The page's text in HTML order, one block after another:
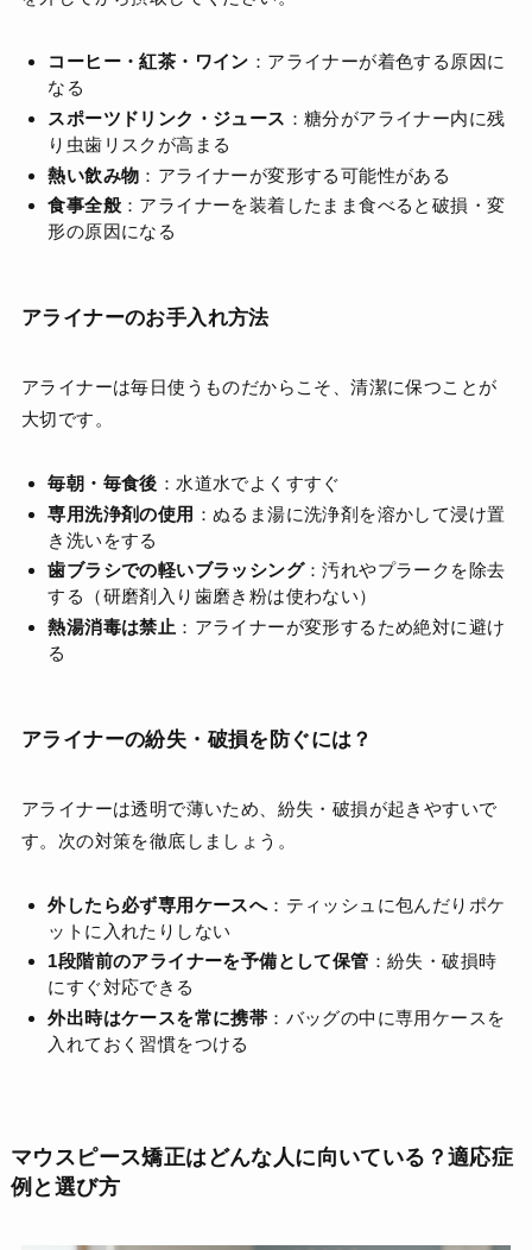
コーヒー・紅茶・ワイン ：アライナーが着色する原因に
なる
スポーツドリンク・ジュース ：糖分がアライナー内に残
り虫歯リスクが高まる
熱い飲み物 ：アライナーが変形する可能性がある
食事全般 ：アライナーを装着したまま食べると破損・変
形の原因になる
アライナーのお手入れ方法
アライナーは毎日使うものだからこそ、清潔に保つことが
大切です。
毎朝・毎食後 ：水道水でよくすすぐ
専用洗浄剤の使用 ：ぬるま湯に洗浄剤を溶かして浸け置
き洗いをする
歯ブラシでの軽いブラッシング：汚れやプラークを除去
する（研磨剤入り歯磨き粉は使わない）
熱湯消毒は禁止 ：アライナーが変形するため絶対に避け
る
アライナーの紛失・破損を防ぐには？
アライナーは透明で薄いため、紛失・破損が起きやすいで
す。次の対策を徹底しましょう。
外したら必ず専用ケースへ：ティッシュに包んだりポケ
ットに入れたりしない
1段階前のアライナーを予備として保管 ：紛失・破損時
にすぐ対応できる
外出時はケースを常に携帯 ：バッグの中に専用ケースを
入れておく習慣をつける
マウスピース矯正はどんな人に向いている？適応症
例と選び方